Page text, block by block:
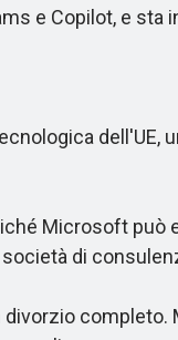
e Copilot, e sta
dell'UE,
Microsoft può
di
completo.